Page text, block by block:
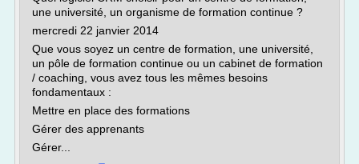
une université, un organisme de formation continue ?
mercredi 22 janvier 2014
Que vous soyez un centre de formation, une université,
un pôle de formation continue ou un cabinet de formation
/ coaching, vous avez tous les mêmes besoins
fondamentaux :
Mettre en place des formations
Gérer des apprenants
Gérer...